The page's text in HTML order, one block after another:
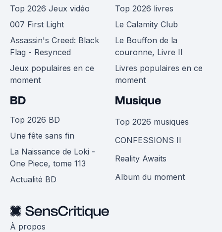
Top 2026 Jeux vidéo
007 First Light
Assassin's Creed: Black
Flag - Resynced
Jeux populaires en ce
moment
Top 2026 livres
Le Calamity Club
Le Bouffon de la
couronne, Livre II
Livres populaires en ce
moment
BD
Top 2026 BD
Une fête sans fin
La Naissance de Loki -
One Piece, tome 113
Actualité BD
Musique
Top 2026 musiques
CONFESSIONS II
Reality Awaits
Album du moment
À propos